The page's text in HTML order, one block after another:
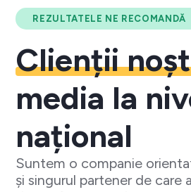
REZULTATELE NE RECOMANDĂ
Clienții
media la
național
Suntem o companie
și singurul partener de care